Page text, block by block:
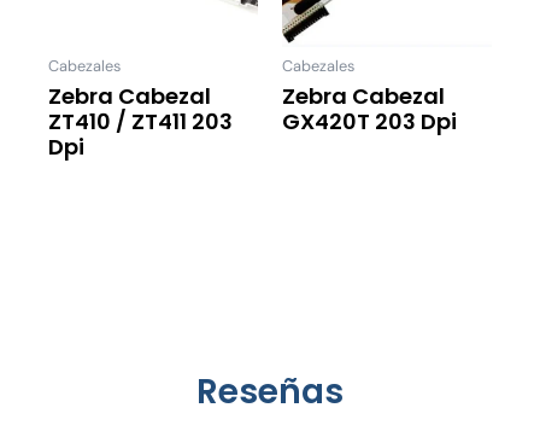
Cabezales
Zebra Cabezal
ZT410 / ZT411 203
Dpi
Cabezales
Zebra Cabezal
GX420T 203 Dpi
Reseñas